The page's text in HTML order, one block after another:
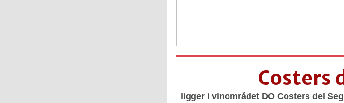
Costers
ligger i vinområdet DO Costers del